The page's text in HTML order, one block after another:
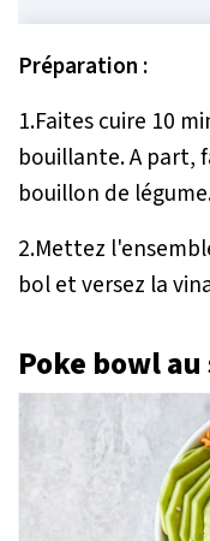
Préparation :
1.Faites cuire 10
bouillante. A part,
bouillon de
2.Mettez
bol et versez la
Poke bowl